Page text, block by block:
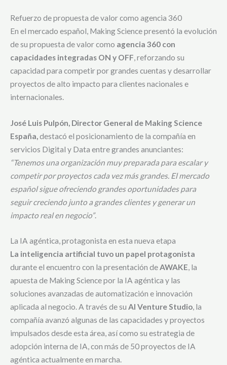
Refuerzo de propuesta de valor como agencia 360
En el mercado español, Making Science presentó la evolución
de su propuesta de valor como agencia 360 con
capacidades integradas ON y OFF, reforzando su
capacidad para competir por grandes cuentas y desarrollar
proyectos de alto impacto para clientes nacionales e
internacionales.
José Luis Pulpón, Director General de Making Science
España, destacó el posicionamiento de la compañía en
servicios Digital y Data entre grandes anunciantes:
“Tenemos una organización muy preparada para escalar y
competir por proyectos cada vez más grandes. El mercado
español sigue ofreciendo grandes oportunidades para
seguir creciendo junto a grandes clientes y generar un
impacto real en negocio”.
La IA agéntica, protagonista en esta nueva etapa
La inteligencia artificial tuvo un papel protagonista
durante el encuentro con la presentación deAWAKE, la
apuesta de Making Science por la IA agéntica y las
soluciones avanzadas de automatización e innovación
aplicada al negocio. A través de su AI Venture Studio, la
compañía avanzó algunas de las capacidades y proyectos
impulsados desde esta área, así como su estrategia de
adopción interna de IA, con más de 50 proyectos de IA
agéntica actualmente en marcha.